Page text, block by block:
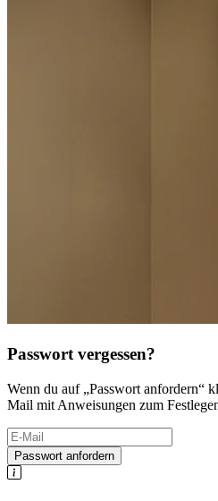
Passwort vergessen?
Wenn du auf „Passwort anfordern“
Mail mit Anweisungen zum
Passwort anfordern